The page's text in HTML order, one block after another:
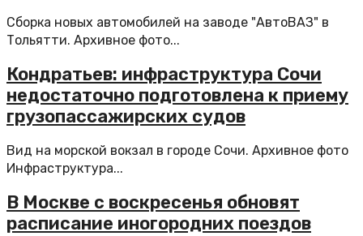
Сборка новых автомобилей на заводе "АвтоВАЗ" в
Тольятти. Архивное фото...
Кондратьев: инфраструктура Сочи
недостаточно подготовлена к приему
грузопассажирских судов
Вид на морской вокзал в городе Сочи. Архивное фото
Инфраструктура...
В Москве с воскресенья обновят
расписание иногородних поездов